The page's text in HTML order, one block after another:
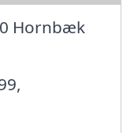
Hornbæk